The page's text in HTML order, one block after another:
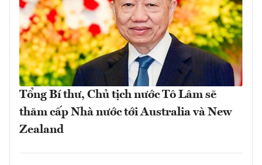
Tổng Bí thư, Chủ tịch nước Tô Lâm sẽ
thăm cấp Nhà nước tới Australia và New
Zealand